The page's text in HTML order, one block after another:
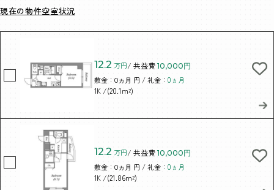
現在の物件空室状況
12.2 万円/ 共益費 10,000円
敷金：0ヵ月 円 / 礼金：0ヵ月
1K /(20.1m²)
12.2 万円/ 共益費 10,000円
敷金：0ヵ月 円 / 礼金：0ヵ月
1K /(21.86m²)